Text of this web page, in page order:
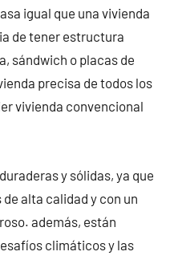
igual que una vivienda
de tener estructura
sándwich o placas de
precisa de todos los
vivienda convencional
y sólidas, ya que
alta calidad y con un
además, están
climáticos y las